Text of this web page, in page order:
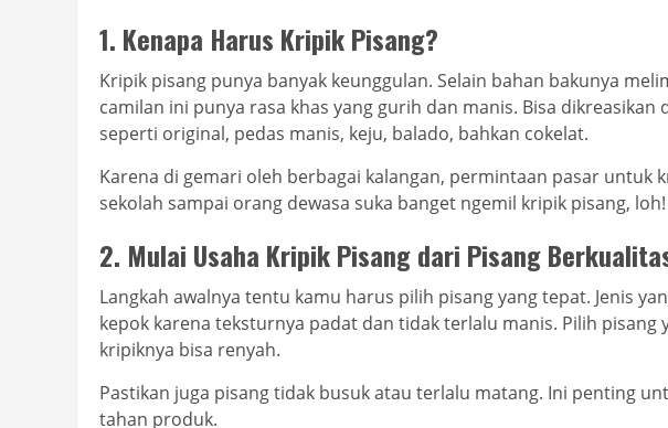
1. Kenapa Harus Kripik Pisang?
Kripik pisang punya banyak keunggulan. Selain bahan bakunya
camilan ini punya rasa khas yang gurih dan manis. Bisa dikreasikan
seperti original, pedas manis, keju, balado, bahkan cokelat.
Karena di gemari oleh berbagai kalangan, permintaan pasar untuk
sekolah sampai orang dewasa suka banget ngemil kripik pisang, loh!
2. Mulai Usaha Kripik Pisang dari Pisang
Langkah awalnya tentu kamu harus pilih pisang yang tepat. Jenis
kepok karena teksturnya padat dan tidak terlalu manis. Pilih pisang
kripiknya bisa renyah.
Pastikan juga pisang tidak busuk atau terlalu matang. Ini penting
tahan produk.